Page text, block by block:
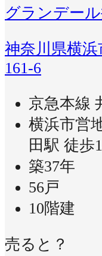
グランデー
神奈川県横
161-6
京急本線
横浜市営
田駅 徒歩
築37年
56戸
10階建
売ると？